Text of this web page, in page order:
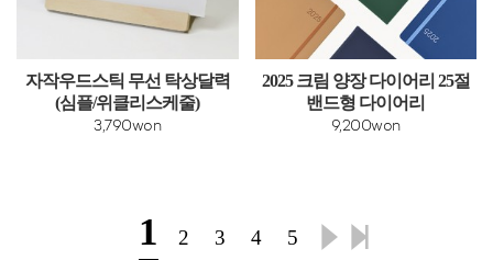
자작우드스틱 무선 탁상달력
(심플/위클리스케줄)
3,790won
2025 크림 양장 다이어리 25절
밴드형 다이어리
9,200won
1 2 3 4 5